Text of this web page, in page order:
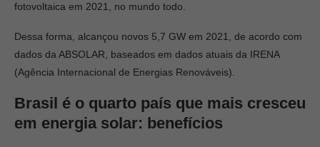
fotovoltaica em 2021, no mundo todo.
Dessa forma, alcançou novos 5,7 GW em 2021, de acordo com
dados da ABSOLAR, baseados em dados atuais da IRENA
(Agência Internacional de Energias Renováveis).
Brasil é o quarto país que mais cresceu
em energia solar: benefícios